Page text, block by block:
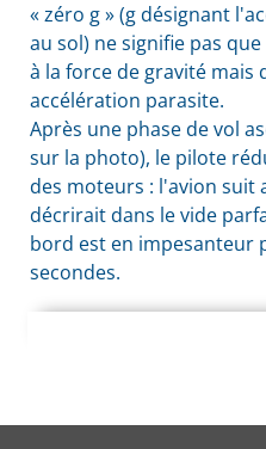
« zéro g » (g désignant
au sol) ne signifie pas
à la force de gravité mais
accélération parasite.
Après une phase de vol
sur la photo), le pilote
des moteurs : l'avion suit
décrirait dans le vide
bord est en impesanteur
secondes.